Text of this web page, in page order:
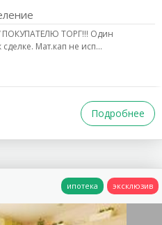
ТОРГ!!! Один
Мат.кап не исп…
Подробнее